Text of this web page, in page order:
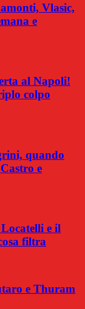
Vlasic,
e
al Napoli!
colpo
quando
e
e il
filtra
e Thuram